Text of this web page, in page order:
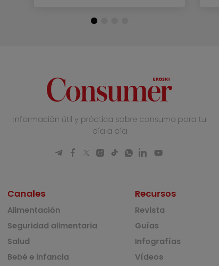
Información útil y práctica sobre consumo para tu
día a día
Canales
Alimentación
Seguridad alimentaria
Salud
Bebé e infancia
Recursos
Revista
Guías
Infografías
Vídeos